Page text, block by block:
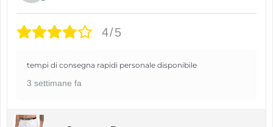
4/5
tempi di consegna rapidi personale disponibile
3 settimane fa